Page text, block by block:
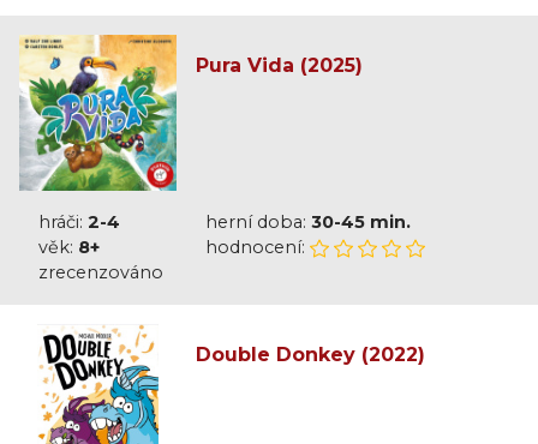
Pura Vida (2025)
hráči: 2-4 herní doba: 30-45 min.
věk: 8+
hodnocení:
zrecenzováno
Double Donkey (2022)